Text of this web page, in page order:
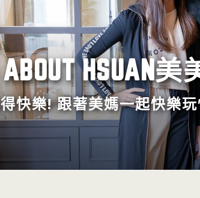
ABOUT HSUAN
快樂! 跟著美媽一起快樂